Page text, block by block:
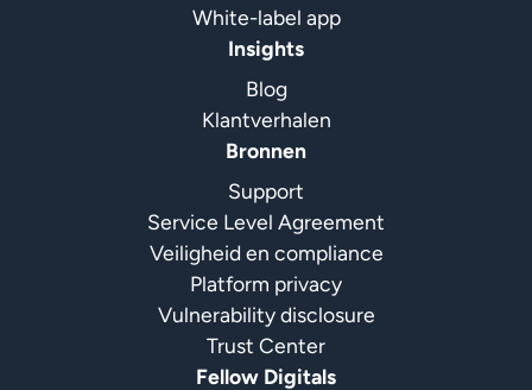
White-label app
Insights
Blog
Klantverhalen
Bronnen
Support
Service Level Agreement
Veiligheid en compliance
Platform privacy
Vulnerability disclosure
Trust Center
Fellow Digitals